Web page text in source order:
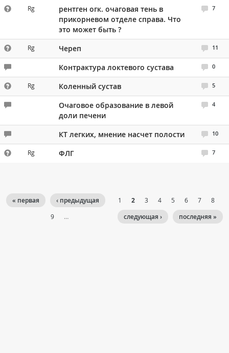
Rg
рентген огк. очаговая тень в
прикорневом отделе справа. Что
это может быть ?
7
Rg Череп 11
Контрактура локтевого сустава 0
Rg Коленный сустав 5
Очаговое образование в левой
доли печени
4
КТ легких, мнение насчет полости 10
Rg ФЛГ 7
« первая ‹ предыдущая 1 2 3 4 5 6 7
8
9
… последняя »
следующая ›